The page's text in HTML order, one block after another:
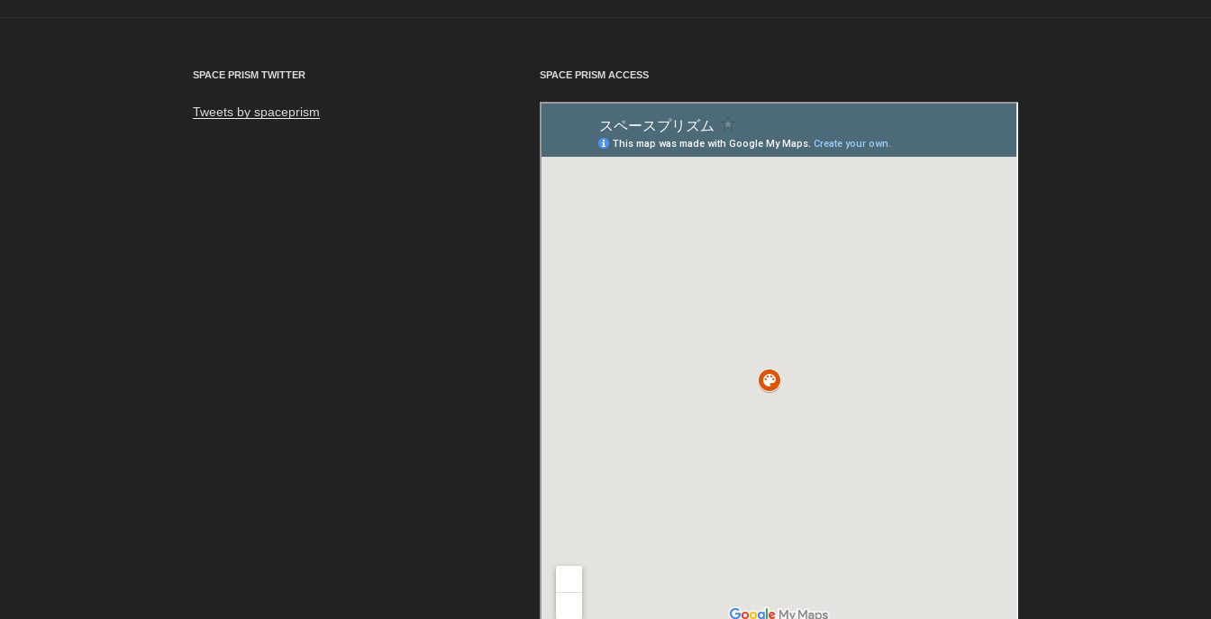
シ
ョ
SPACE PRISM TWITTER
Tweets by spaceprism
SPACE PRISM ACCESS